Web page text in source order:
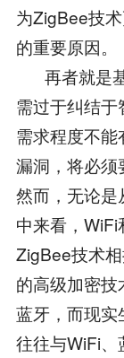
为ZigBee技
的重要原因。
再者就是
需过于纠结
需求程度不
漏洞，将必须
然而，无论是
中来看，
ZigBee技术
的高级加密
蓝牙，而现
往往与WiFi、